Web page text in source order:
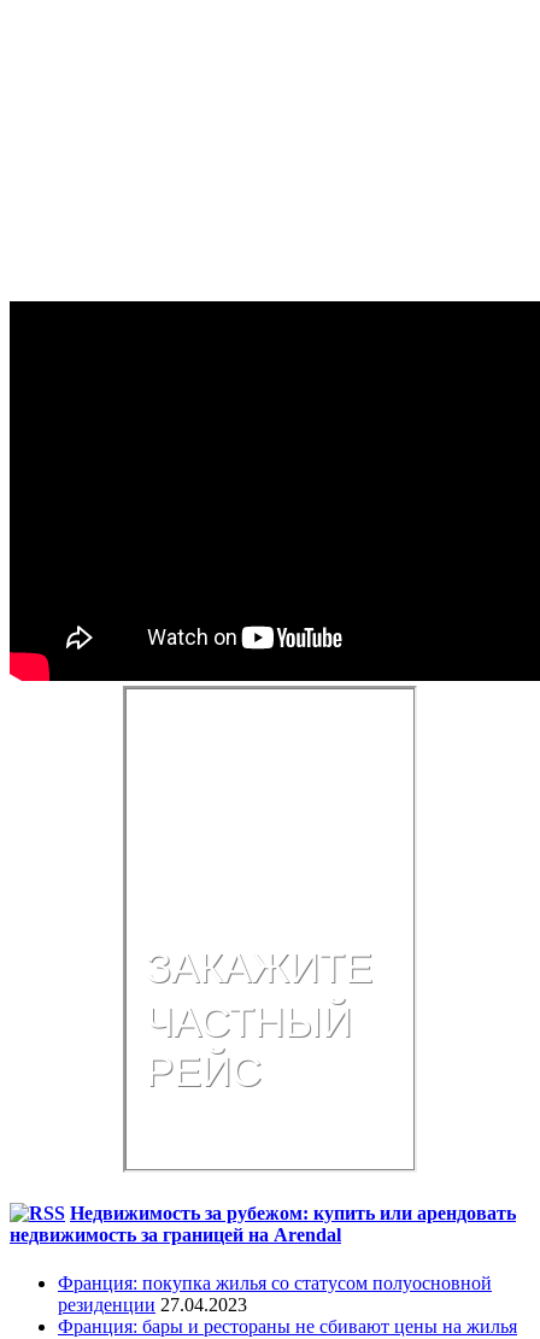
Недвижимость за рубежом: купить или арендовать
недвижимость за границей на Arendal
Франция: покупка жилья со статусом полуосновной
резиденции 27.04.2023
Франция: бары и рестораны не сбивают цены на жилья